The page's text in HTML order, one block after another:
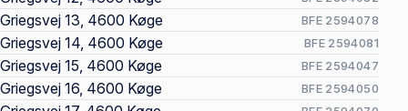
Griegsvej 13, 4600 Køge BFE 2594078
Griegsvej 14, 4600 Køge BFE 2594081
Griegsvej 15, 4600 Køge BFE 2594047
Griegsvej 16, 4600 Køge BFE 2594050